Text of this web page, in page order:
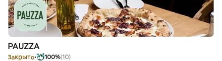
PAUZZA
Закрыто 100%(10)